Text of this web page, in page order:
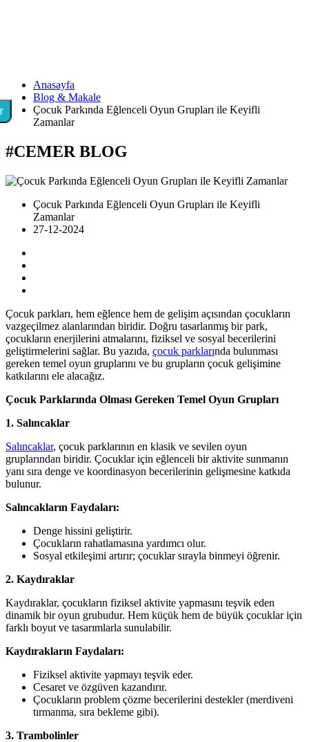
Anasayfa
Blog & Makale
Çocuk Parkında Eğlenceli Oyun Grupları ile Keyifli
Zamanlar
#CEMERBLOG
Çocuk Parkında Eğlenceli Oyun Grupları ile Keyifli
Zamanlar
27-12-2024
Çocuk parkları, hem eğlence hem de gelişim açısından çocukların
vazgeçilmez alanlarından biridir. Doğru tasarlanmış bir park,
çocukların enerjilerini atmalarını, fiziksel ve sosyal becerilerini
geliştirmelerini sağlar. Bu yazıda, çocuk parklarında bulunması
gereken temel oyun gruplarını ve bu grupların çocuk gelişimine
katkılarını ele alacağız.
Çocuk Parklarında Olması Gereken Temel Oyun Grupları
1. Salıncaklar
Salıncaklar, çocuk parklarının en klasik ve sevilen oyun
gruplarından biridir. Çocuklar için eğlenceli bir aktivite sunmanın
yanı sıra denge ve koordinasyon becerilerinin gelişmesine katkıda
bulunur.
Salıncakların Faydaları:
Denge hissini geliştirir.
Çocukların rahatlamasına yardımcı olur.
Sosyal etkileşimi artırır; çocuklar sırayla binmeyi öğrenir.
2. Kaydıraklar
Kaydıraklar, çocukların fiziksel aktivite yapmasını teşvik eden
dinamik bir oyun grubudur. Hem küçük hem de büyük çocuklar için
farklı boyut ve tasarımlarla sunulabilir.
Kaydırakların Faydaları:
Fiziksel aktivite yapmayı teşvik eder.
Cesaret ve özgüven kazandırır.
Çocukların problem çözme becerilerini destekler (merdiveni
tırmanma, sıra bekleme gibi).
3. Trambolinler